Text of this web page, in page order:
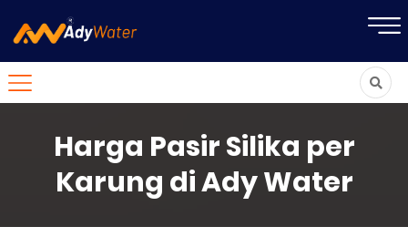
Harga Pasir Silika per
Karung di Ady Water